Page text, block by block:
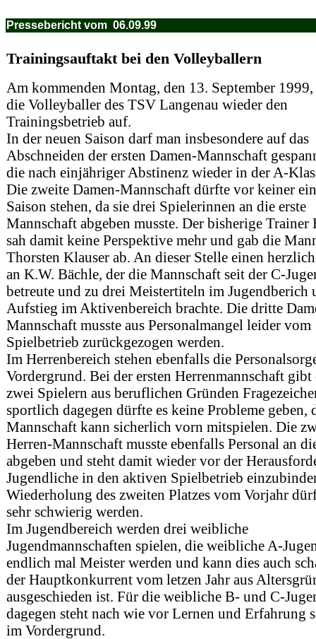
Pressebericht vom 06.09.99
Trainingsauftakt bei den Volleyballern
Am kommenden Montag, den 13. September 1999,
die Volleyballer des TSV Langenau wieder den
Trainingsbetrieb auf.
In der neuen Saison darf man insbesondere auf das
Abschneiden der ersten Damen-Mannschaft
die nach einjähriger Abstinenz wieder in der A-
Die zweite Damen-Mannschaft dürfte vor keiner
Saison stehen, da sie drei Spielerinnen an die erste
Mannschaft abgeben musste. Der bisherige Trainer
sah damit keine Perspektive mehr und gab die
Thorsten Klauser ab. An dieser Stelle einen
an K.W. Bächle, der die Mannschaft seit der C-
betreute und zu drei Meistertiteln im Jugendberich
Aufstieg im Aktivenbereich brachte. Die dritte
Mannschaft musste aus Personalmangel leider vom
Spielbetrieb zurückgezogen werden.
Im Herrenbereich stehen ebenfalls die
Vordergrund. Bei der ersten Herrenmannschaft gibt
zwei Spielern aus beruflichen Gründen
sportlich dagegen dürfte es keine Probleme geben,
Mannschaft kann sicherlich vorn mitspielen. Die
Herren-Mannschaft musste ebenfalls Personal an
abgeben und steht damit wieder vor der
Jugendliche in den aktiven Spielbetrieb
Wiederholung des zweiten Platzes vom Vorjahr
sehr schwierig werden.
Im Jugendbereich werden drei weibliche
Jugendmannschaften spielen, die weibliche A-
endlich mal Meister werden und kann dies auch
der Hauptkonkurrent vom letzen Jahr aus
ausgeschieden ist. Für die weibliche B- und C-
dagegen steht nach wie vor Lernen und Erfahrung
im Vordergrund.